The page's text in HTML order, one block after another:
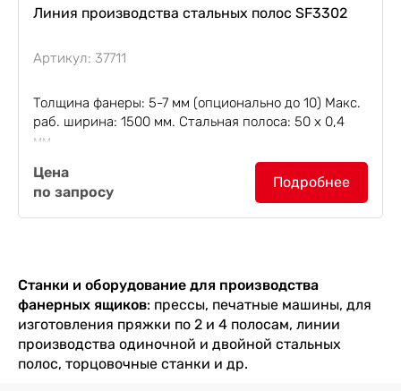
Линия производства стальных полос SF3302
Артикул: 37711
Толщина фанеры: 5-7 мм (опционально до 10) Макс.
раб. ширина: 1500 мм. Стальная полоса: 50 х 0,4
мм.
Линия производства стальных полос с двойным
отверстием SF3302
производительностью 200
шт./смену (8 часов). Скорость...
Цена
по запросу
Подробнее
Станки и оборудование для производства
фанерных ящиков: прессы, печатные машины, для
изготовления пряжки по 2 и 4 полосам, линии
производства одиночной и двойной стальных
полос, торцовочные станки и др.